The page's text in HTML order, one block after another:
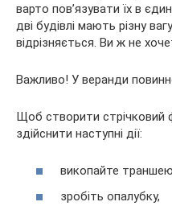
варто пов’язувати їх в
дві будівлі мають різну
відрізняється. Ви ж не
Важливо! У веранди
Щоб створити стрічковий
здійснити наступні дії:
викопайте
зробіть опалубку,